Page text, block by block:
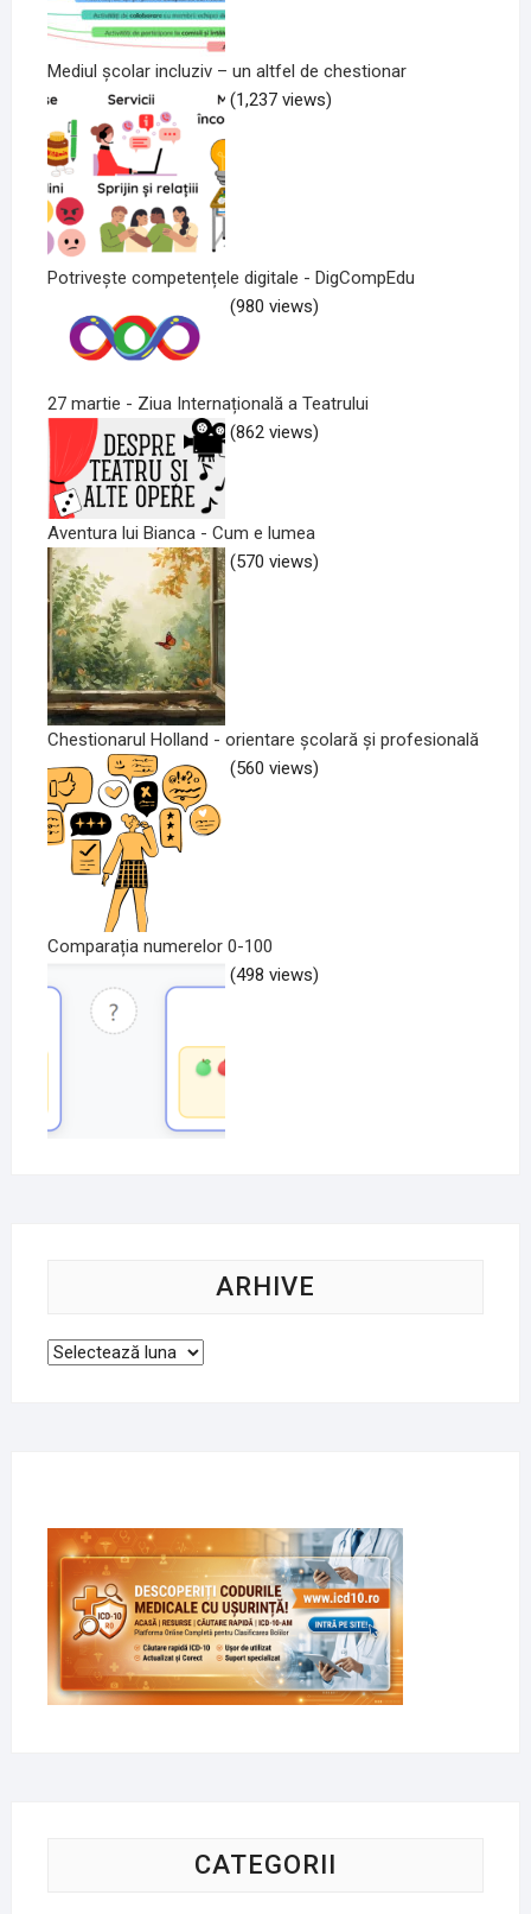
Mediul școlar incluziv – un altfel de chestionar
(1,237 views)
Potrivește competențele digitale - DigCompEdu
(980 views)
27 martie - Ziua Internațională a Teatrului
(862 views)
Aventura lui Bianca - Cum e lumea
(570 views)
Chestionarul Holland - orientare școlară și profesională
(560 views)
Comparația numerelor 0-100
(498 views)
ARHIVE
Arhive
CATEGORII